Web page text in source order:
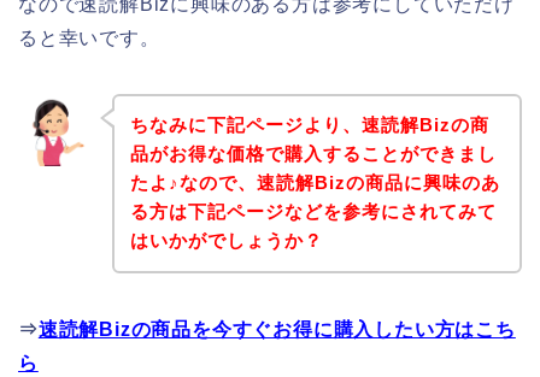
ると幸いです。
ちなみに下記ページより、速読解Bizの商
品がお得な価格で購入することができまし
たよ♪なので、速読解Bizの商品に興味のあ
る方は下記ページなどを参考にされてみて
はいかがでしょうか？
⇒速読解Bizの商品を今すぐお得に購入したい方はこち
ら